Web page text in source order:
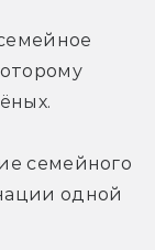
семейного
одной